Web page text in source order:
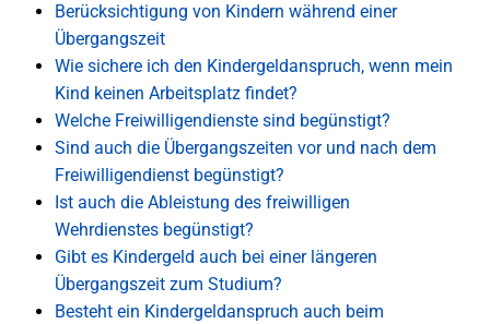
Berücksichtigung von Kindern während einer
Übergangszeit
Wie sichere ich den Kindergeldanspruch, wenn mein
Kind keinen Arbeitsplatz findet?
Welche Freiwilligendienste sind begünstigt?
Sind auch die Übergangszeiten vor und nach dem
Freiwilligendienst begünstigt?
Ist auch die Ableistung des freiwilligen
Wehrdienstes begünstigt?
Gibt es Kindergeld auch bei einer längeren
Übergangszeit zum Studium?
Besteht ein Kindergeldanspruch auch beim